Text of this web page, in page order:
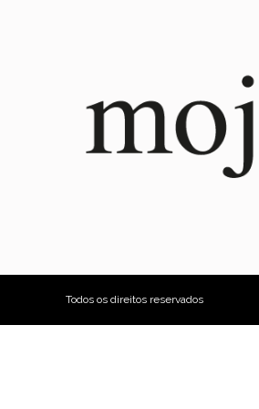
Todos os direitos reservados